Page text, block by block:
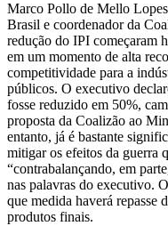
Marco Pollo de Mello
Brasil e coordenador da
redução do IPI começaram
em um momento de alta
competitividade para a
públicos. O executivo
fosse reduzido em 50%,
proposta da Coalizão ao
entanto, já é bastante
mitigar os efeitos da guerra
“contrabalançando, em
nas palavras do executivo.
que medida haverá repasse
produtos finais.